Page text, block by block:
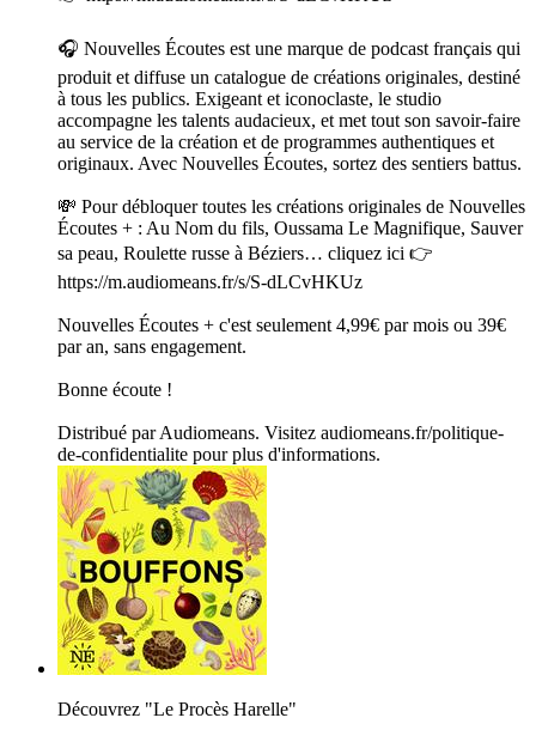
🎧 Nouvelles Écoutes est une marque de podcast français qui
produit et diffuse un catalogue de créations originales, destiné
à tous les publics. Exigeant et iconoclaste, le studio
accompagne les talents audacieux, et met tout son savoir-faire
au service de la création et de programmes authentiques et
originaux. Avec Nouvelles Écoutes, sortez des sentiers battus.
💸 Pour débloquer toutes les créations originales de Nouvelles
Écoutes + : Au Nom du fils, Oussama Le Magnifique, Sauver
sa peau, Roulette russe à Béziers… cliquez ici 👉
https://m.audiomeans.fr/s/S-dLCvHKUz
Nouvelles Écoutes + c'est seulement 4,99€ par mois ou 39€
par an, sans engagement.
Bonne écoute !
Distribué par Audiomeans. Visitez audiomeans.fr/politique-
de-confidentialite pour plus d'informations.
Découvrez "Le Procès Harelle"